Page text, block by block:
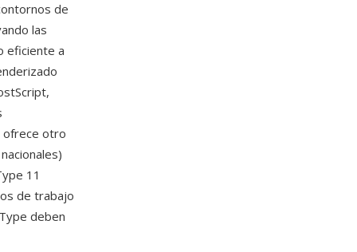
de
las
eficiente a
ofrece otro
11
de trabajo
deben